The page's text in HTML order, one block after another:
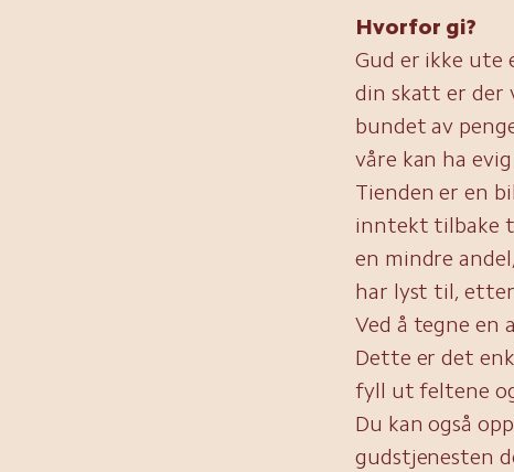
Hvorfor gi?
Gud er ikke ute
din skatt er der
bundet av
våre kan ha
Tienden er en
inntekt tilbake
en mindre
har lyst til, etter
Ved å tegne en
Dette er det
fyll ut feltene
Du kan også
gudstjenesten